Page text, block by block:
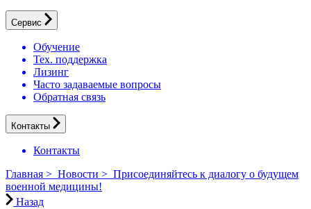
Сервис
Обучение
Тех. поддержка
Лизинг
Часто задаваемые вопросы
Обратная связь
Контакты
Контакты
Главная > Новости > Присоединяйтесь к диалогу о будущем
военной медицины!
Назад